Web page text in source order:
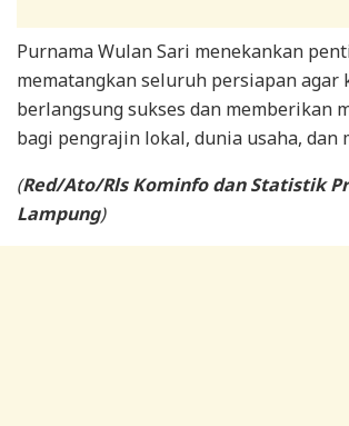
Purnama Wulan Sari menekankan
mematangkan seluruh persiapan agar
berlangsung sukses dan memberikan
bagi pengrajin lokal, dunia usaha, dan
(Red/Ato/Rls Kominfo dan Statistik
Lampung)